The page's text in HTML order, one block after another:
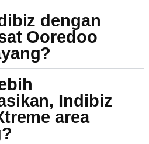
dengan
Ooredoo
Indibiz
area